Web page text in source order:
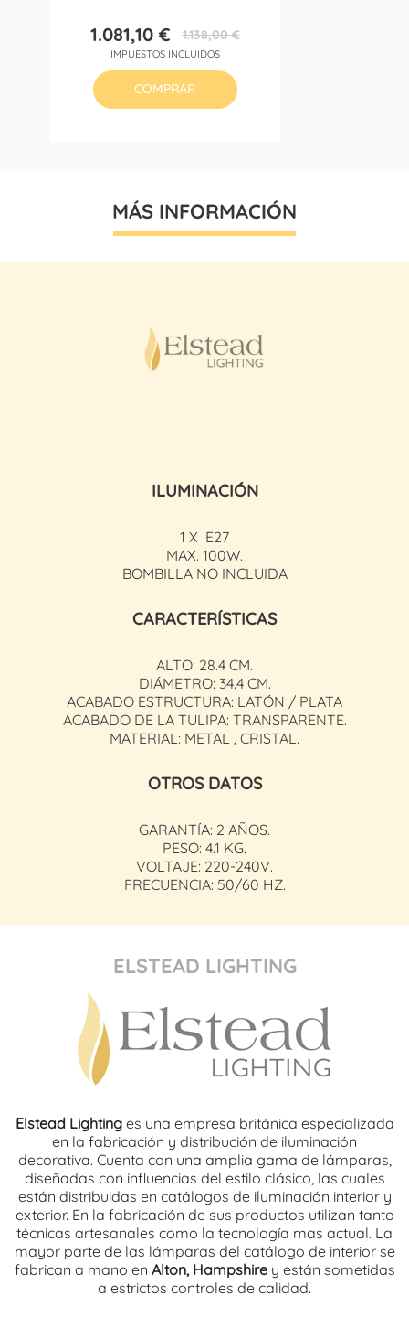
Precio
1.081,10 €Precio
base
1.138,00 €
IMPUESTOS INCLUIDOS
COMPRAR
MÁS INFORMACIÓN
ILUMINACIÓN
1 X E27
MAX. 100W.
BOMBILLA NO INCLUIDA
CARACTERÍSTICAS
ALTO: 28.4 CM.
DIÁMETRO: 34.4 CM.
ACABADO ESTRUCTURA: LATÓN / PLATA
ACABADO DE LA TULIPA: TRANSPARENTE.
MATERIAL: METAL , CRISTAL.
OTROS DATOS
GARANTÍA: 2 AÑOS.
PESO: 4.1 KG.
VOLTAJE: 220-240V.
FRECUENCIA: 50/60 HZ.
ELSTEAD LIGHTING
Elstead Lighting es una empresa británica especializada
en la fabricación y distribución de iluminación
decorativa. Cuenta con una amplia gama de lámparas,
diseñadas con influencias del estilo clásico, las cuales
están distribuidas en catálogos de iluminación interior y
exterior. En la fabricación de sus productos utilizan tanto
técnicas artesanales como la tecnología mas actual. La
mayor parte de las lámparas del catálogo de interior se
fabrican a mano en Alton, Hampshirey están sometidas
a estrictos controles de calidad.